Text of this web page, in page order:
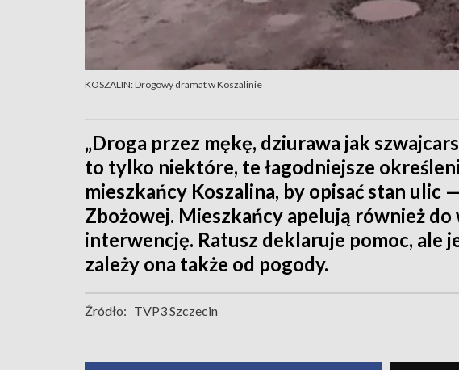
KOSZALIN: Drogowy dramat w Koszalinie
„Droga przez mękę, dziurawa jak
to tylko niektóre, te łagodniejsze
mieszkańcy Koszalina, by opisać stan
Zbożowej. Mieszkańcy apelują również do
interwencję. Ratusz deklaruje pomoc, ale
zależy ona także od pogody.
Źródło: TVP3 Szczecin